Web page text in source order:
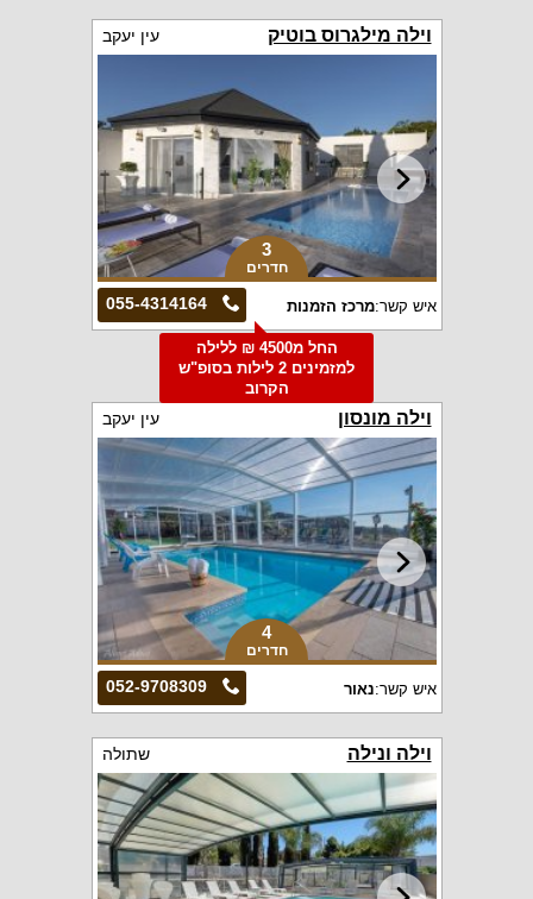
וילה מילגרוס בוטיק עין יעקב
3
חדרים
055-4314164 איש קשר:מרכז הזמנות
החל מ4500 ₪ ללילה
למזמינים 2 לילות בסופ"ש
הקרוב
וילה מונסון עין יעקב
4
חדרים
052-9708309 איש קשר:נאור
וילה ונילה שתולה